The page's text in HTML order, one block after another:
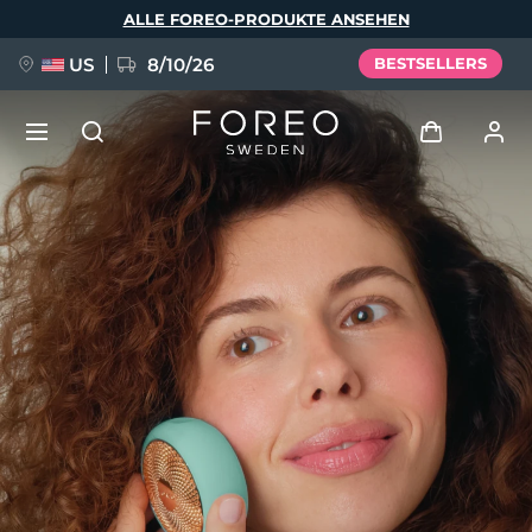
ALLE FOREO-PRODUKTE ANSEHEN
US 8/10/26 BESTSELLERS
Anmelden
Benutzerkonto
Meine Geräte
Meine Bestellungen
Meine Adressen
Meine Abonnements
NEU
FAQ™ Pure Beauty-Tech Elixir
BREAKING NEWS
issa™ Teeth Whitening Set
Sprache
English Deutsch
Español
Français
Italiano
Português
Polski
Svenska
Русский
Türkçe
简体中文 繁體中文